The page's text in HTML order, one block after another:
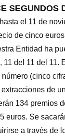
SEGUNDOS
el 11 de
de cinco
Entidad ha
del 11 del 11.
(cinco
de
134 premios
euros. Se
a través de